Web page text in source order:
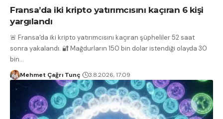
Fransa’da iki kripto yatırımcısını kaçıran 6 kişi
yargılandı
🚨 Fransa'da iki kripto yatırımcısını kaçıran şüpheliler 52 saat
sonra yakalandı. 🔐 Mağdurların 150 bin dolar istendiği olayda 30
bin…
Mehmet Çağrı Tunç 3.8.2026, 17:09